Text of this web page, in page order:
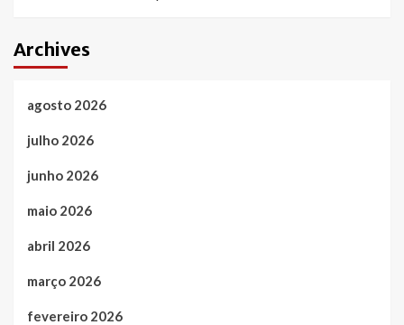
Archives
agosto 2026
julho 2026
junho 2026
maio 2026
abril 2026
março 2026
fevereiro 2026